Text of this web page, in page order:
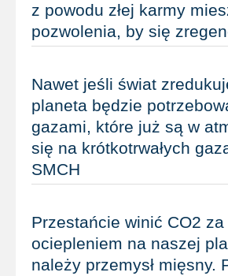
z powodu złej karmy
pozwolenia, by się
Nawet jeśli świat
planeta będzie
gazami, które już są w
się na krótkotrwałych
SMCH
Przestańcie winić CO2
ociepleniem na naszej
należy przemysł mięsny.